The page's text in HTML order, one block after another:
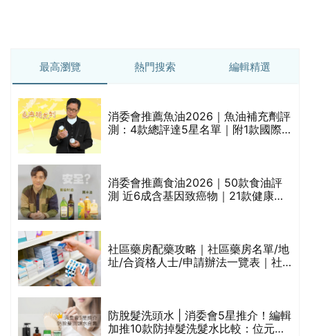
最高瀏覽 熱門搜索 編輯精選
消委會推薦魚油2026｜魚油補充劑評
測：4款總評達5星名單｜附1款國際
消委會推薦食油2026｜50款食油評
測 近6成含基因致癌物｜21款健康煮
社區藥房配藥攻略｜社區藥房名單/地
址/合資格人士/申請辦法一覽表｜社
防脫髮洗頭水 | 消委會5星推介！編輯
加推10款防掉髮洗髮水比較：位元